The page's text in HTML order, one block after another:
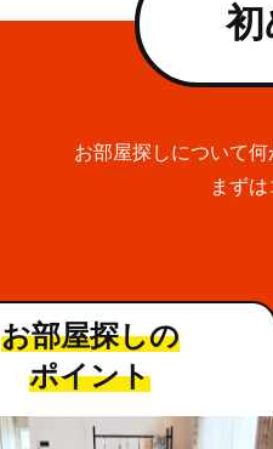
お部屋探しについて
まず
お部屋探しの
ポイント